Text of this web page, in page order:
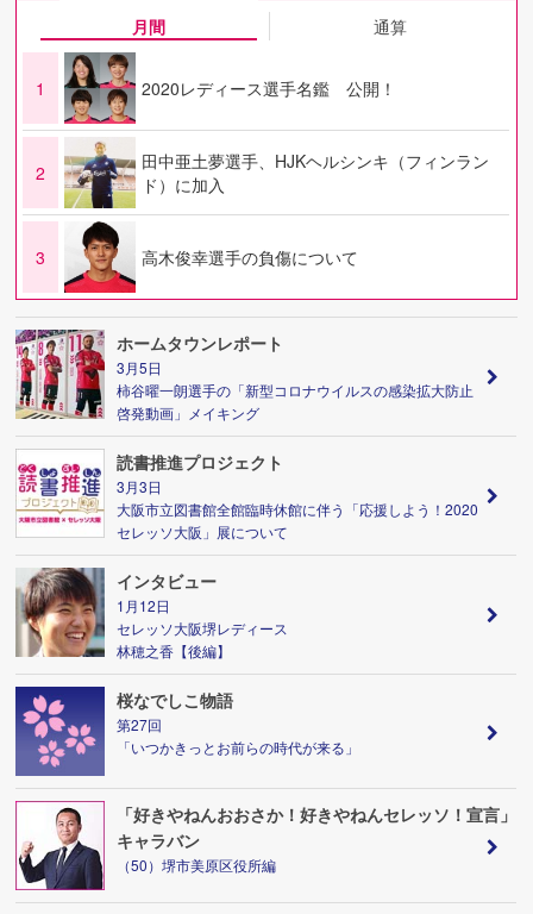
月間 通算
1 2020レディース選手名鑑 公開！
2
田中亜土夢選手、HJKヘルシンキ（フィンラン
ド）に加入
3 高木俊幸選手の負傷について
ホームタウンレポート
3月5日
柿谷曜一朗選手の「新型コロナウイルスの感染拡大防止
啓発動画」メイキング
読書推進プロジェクト
3月3日
大阪市立図書館全館臨時休館に伴う「応援しよう！2020
セレッソ大阪」展について
インタビュー
1月12日
セレッソ大阪堺レディース
林穂之香【後編】
桜なでしこ物語
第27回
「いつかきっとお前らの時代が来る」
「好きやねんおおさか！好きやねんセレッソ！宣言」
キャラバン
（50）堺市美原区役所編